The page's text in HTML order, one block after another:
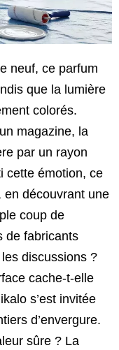
neuf, ce parfum
que la lumière
colorés.
magazine, la
par un rayon
cette émotion, ce
en découvrant une
coup de
de fabricants
discussions ?
cache-t-elle
s’est invitée
d’envergure.
sûre ? La